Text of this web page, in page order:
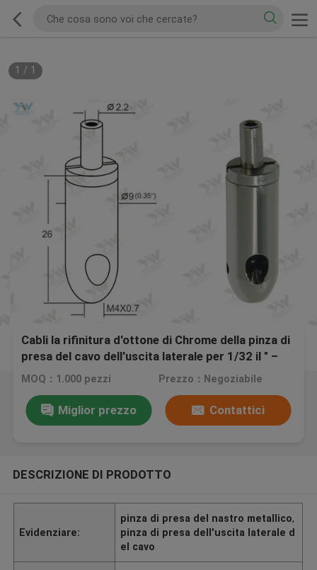
1 / 1
Cabli la rifinitura d'ottone di Chrome della pinza di
presa del cavo dell'uscita laterale per 1/32 il ″ –
cavo di 1/16 ″
MOQ：1.000 pezzi Prezzo：Negoziabile
Miglior prezzo Contattici
DESCRIZIONE DI PRODOTTO
Evidenziare:
pinza di presa del nastro metallico,
pinza di presa dell'uscita laterale d
el cavo